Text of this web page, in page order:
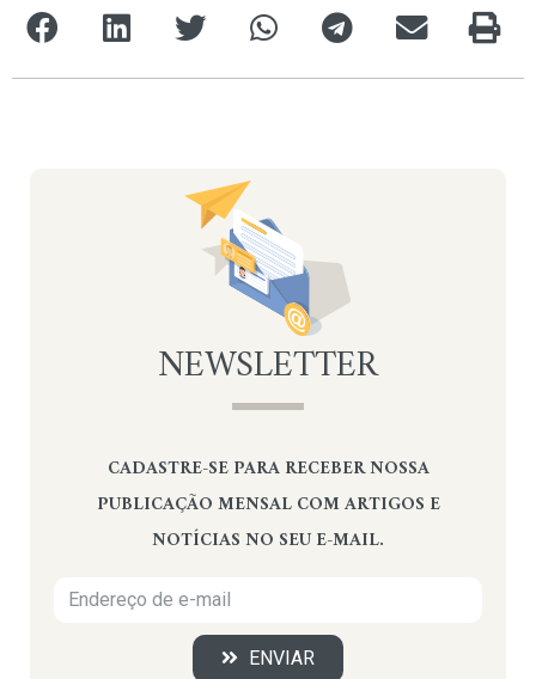
NEWSLETTER
CADASTRE-SE PARA RECEBER NOSSA
PUBLICAÇÃO MENSAL COM ARTIGOS E
NOTÍCIAS NO SEU E-MAIL.
ENVIAR